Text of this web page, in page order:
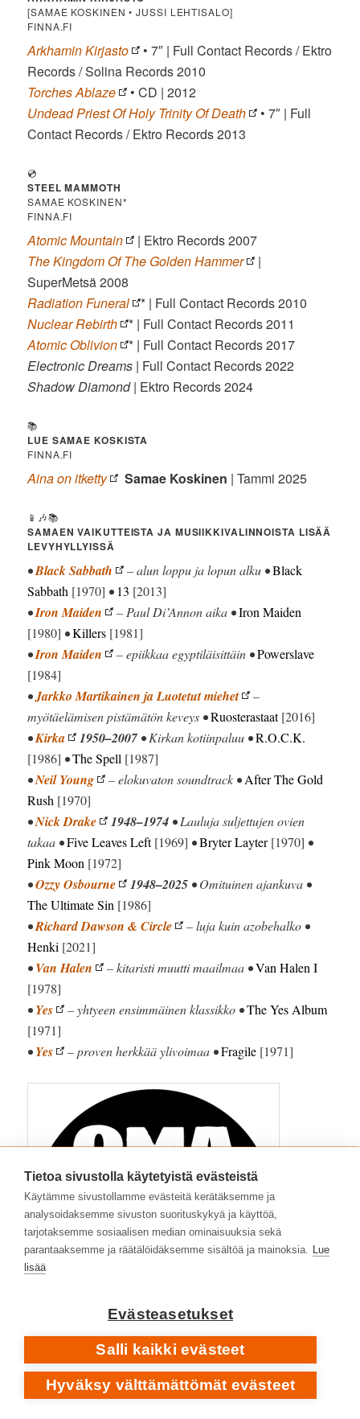
[SAMAE KOSKINEN • JUSSI LEHTISALO]
FINNA.FI
Arkhamin Kirjasto
• 7″ | Full Contact Records / Ektro
Records / Solina Records 2010
Torches Ablaze
• CD | 2012
Undead Priest Of Holy Trinity Of Death
• 7″ | Full
Contact Records / Ektro Records 2013
💿
STEEL MAMMOTH
SAMAE KOSKINEN*
FINNA.FI
Atomic Mountain
| Ektro Records 2007
The Kingdom Of The Golden Hammer
|
SuperMetsä 2008
Radiation Funeral
* | Full Contact Records 2010
Nuclear Rebirth
* | Full Contact Records 2011
Atomic Oblivion
* | Full Contact Records 2017
Electronic Dreams | Full Contact Records 2022
Shadow Diamond| Ektro Records 2024
📚
LUE SAMAE KOSKISTA
FINNA.FI
Aina on itketty Samae Koskinen | Tammi 2025
📱🎶📚
SAMAEN VAIKUTTEISTA JA MUSIIKKIVALINNOISTA LISÄÄ
LEVYHYLLYISSÄ
•Black Sabbath – alun loppu ja lopun alku •Black
Sabbath [1970] • 13 [2013]
•Iron Maiden – Paul Di’Annon aika •Iron Maiden
[1980] •Killers [1981]
•Iron Maiden – epiikkaa egyptiläisittäin •Powerslave
[1984]
•Jarkko Martikainen ja Luotetut miehet
–
myötäelämisen pistämätön keveys •Ruosterastaat[2016]
•Kirka 1950–2007• Kirkan kotiinpaluu •R.O.C.K.
[1986] •The Spell [1987]
•Neil Young – elokuvaton soundtrack •After The Gold
Rush [1970]
•Nick Drake 1948–1974 • Lauluja suljettujen ovien
takaa •Five Leaves Left[1969] •Bryter Layter[1970] •
Pink Moon [1972]
•Ozzy Osbourne 1948–2025 • Omituinen ajankuva •
The Ultimate Sin [1986]
•Richard Dawson & Circle
– luja kuin azobehalko •
Henki [2021]
•Van Halen – kitaristi muutti maailmaa •Van Halen I
[1978]
•Yes – yhtyeen ensimmäinen klassikko •The Yes Album
[1971]
•Yes – proven herkkää ylivoimaa •Fragile [1971]
Tietoa sivustolla käytetyistä evästeistä
Käytämme sivustollamme evästeitä kerätäksemme ja
analysoidaksemme sivuston suorituskykyä ja käyttöä,
tarjotaksemme sosiaalisen median ominaisuuksia sekä
parantaaksemme ja räätälöidäksemme sisältöä ja mainoksia. Lue
lisää
Evästeasetukset
Salli kaikki evästeet
Hyväksy välttämättömät evästeet